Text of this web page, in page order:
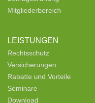
Mitgliederbereich
LEISTUNGEN
Rechtsschutz
Versicherungen
Rabatte und Vorteile
Seminare
Download